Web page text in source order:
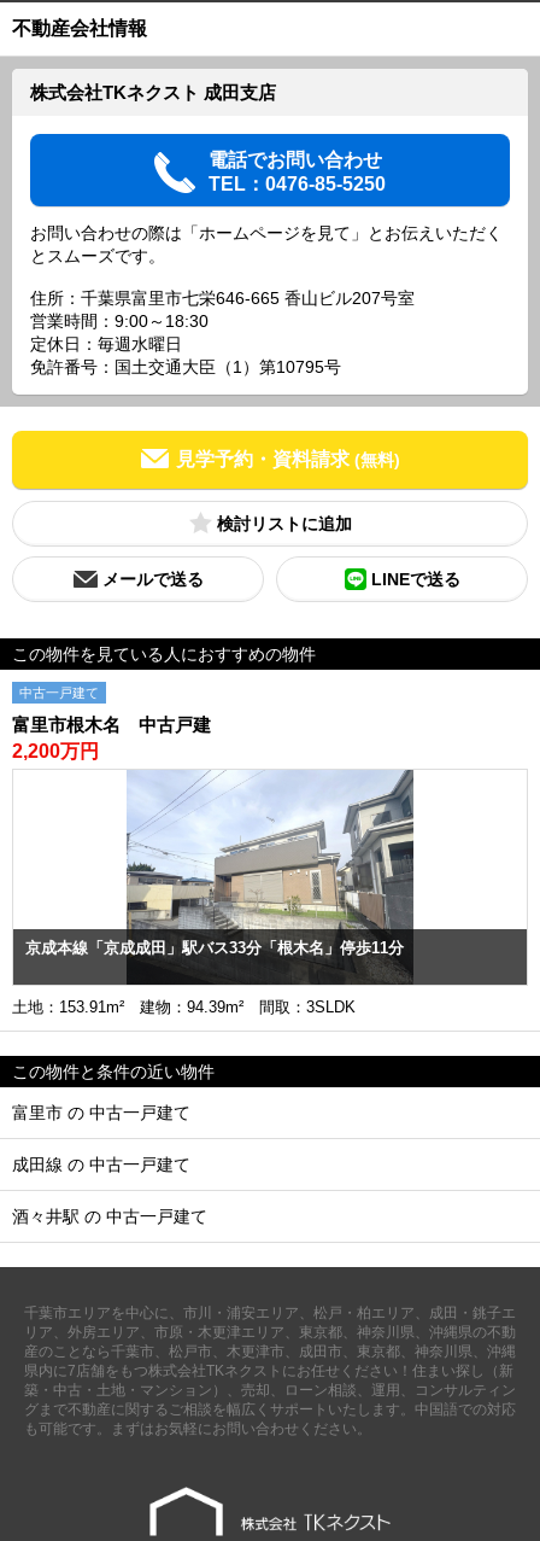
不動産会社情報
株式会社TKネクスト 成田支店
電話でお問い合わせ
TEL：0476-85-5250
お問い合わせの際は「ホームページを見て」とお伝えいただく
とスムーズです。
住所：千葉県富里市七栄646-665 香山ビル207号室
営業時間：9:00～18:30
定休日：毎週水曜日
免許番号：国土交通大臣（1）第10795号
見学予約・資料請求 (無料)
検討リスト
メールで送る LINEで送る
この物件を見ている人におすすめの物件
中古一戸建て
富里市根木名 中古戸建
2,200万円
京成本線「京成成田」駅バス33分「根木名」停歩11分
土地：153.91m² 建物：94.39m² 間取：3SLDK
この物件と条件の近い物件
富里市 の 中古一戸建て
成田線 の 中古一戸建て
酒々井駅 の 中古一戸建て
千葉市エリアを中心に、市川・浦安エリア、松戸・柏エリア、成田・銚子エ
リア、外房エリア、市原・木更津エリア、東京都、神奈川県、沖縄県の不動
産のことなら千葉市、松戸市、木更津市、成田市、東京都、神奈川県、沖縄
県内に7店舗をもつ株式会社TKネクストにお任せください！住まい探し（新
築・中古・土地・マンション）、売却、ローン相談、運用、コンサルティン
グまで不動産に関するご相談を幅広くサポートいたします。中国語での対応
も可能です。まずはお気軽にお問い合わせください。